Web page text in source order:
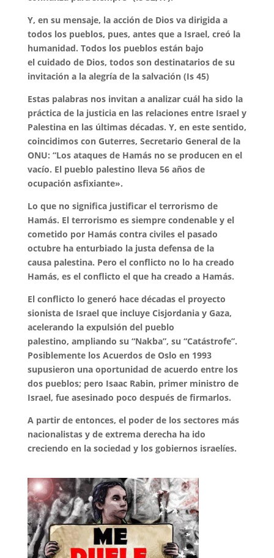
Y, en su mensaje, la acción de Dios va dirigida a
todos los pueblos, pues, antes que a Israel, creó la
humanidad. Todos los pueblos están bajo
el cuidado de Dios, todos son destinatarios de su
invitación a la alegría de la salvación (Is 45)
Estas palabras nos invitan a analizar cuál ha sido la
práctica de la justicia en las relaciones entre Israel y
Palestina en las últimas décadas. Y, en este sentido,
coincidimos con Guterres, Secretario General de la
ONU: “Los ataques de Hamás no se producen en el
vacío. El pueblo palestino lleva 56 años de
ocupación asfixiante».
Lo que no significa justificar el terrorismo de
Hamás. El terrorismo es siempre condenable y el
cometido por Hamás contra civiles el pasado
octubre ha enturbiado la justa defensa de la
causa palestina. Pero el conflicto no lo ha creado
Hamás, es el conflicto el que ha creado a Hamás.
El conflicto lo generó hace décadas el proyecto
sionista de Israel que incluye Cisjordania y Gaza,
acelerando la expulsión del pueblo
palestino, ampliando su “Nakba”, su “Catástrofe”.
Posiblemente los Acuerdos de Oslo en 1993
supusieron una oportunidad de acuerdo entre los
dos pueblos; pero Isaac Rabin, primer ministro de
Israel, fue asesinado poco después de firmarlos.
A partir de entonces, el poder de los sectores más
nacionalistas y de extrema derecha ha ido
creciendo en la sociedad y los gobiernos israelíes.